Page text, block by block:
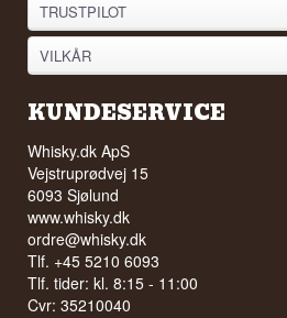
TRUSTPILOT
VILKÅR
KUNDESERVICE
Whisky.dk ApS
Vejstruprødvej 15
6093 Sjølund
www.whisky.dk
ordre@whisky.dk
Tlf. +45 5210 6093
Tlf. tider: kl. 8:15 - 11:00
Cvr: 35210040